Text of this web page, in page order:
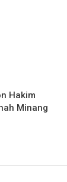
Hakim
Minang